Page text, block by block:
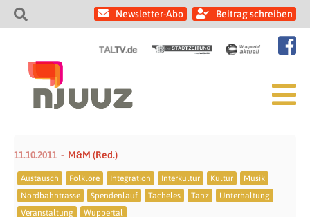
Newsletter-Abo Beitrag schreiben
11.10.2011 M&M (Red.)
Austausch Folklore Integration Interkultur Kultur
Musik
Nordbahntrasse
Spendenlauf Tacheles Tanz
Unterhaltung
Veranstaltung
Wuppertal